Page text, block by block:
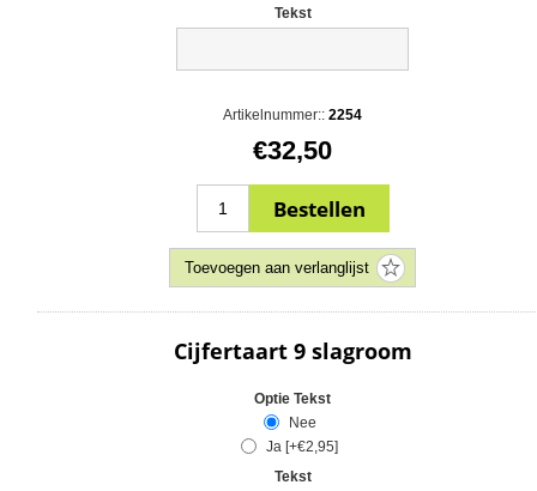
Tekst
Artikelnummer:: 2254
€32,50
Cijfertaart 9 slagroom
Optie Tekst
Nee
Ja [+€2,95]
Tekst